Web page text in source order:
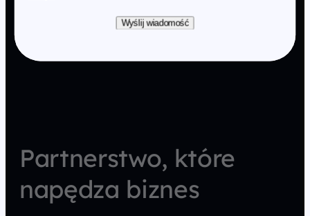
Wyślij wiadomość
Partnerstwo, które
napędza biznes